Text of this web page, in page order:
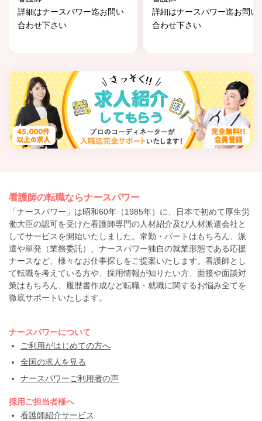
詳細はナースパワー迄お問い
合わせ下さい
詳細はナースパワー迄お問い
合わせ下さい
看護師の転職ならナースパワー
「ナースパワー」は昭和60年（1985年）に、日本で初めて厚生労
働大臣の認可を受けた看護師専門の人材紹介及び人材派遣会社と
してサービスを開始いたしました。常勤・パートはもちろん、派
遣や単発（業務委託）、ナースパワー独自の就業形態である応援
ナースなど、様々なお仕事探しをご提案いたします。看護師とし
て転職を考えている方や、採用情報が知りたい方、面接や面談対
策はもちろん、履歴書作成など転職・就職に関するお悩み全てを
徹底サポートいたします。
ナースパワーについて
ご利用がはじめての方へ
全国の求人を見る
ナースパワーご利用者の声
採用ご担当者様へ
看護師紹介サービス